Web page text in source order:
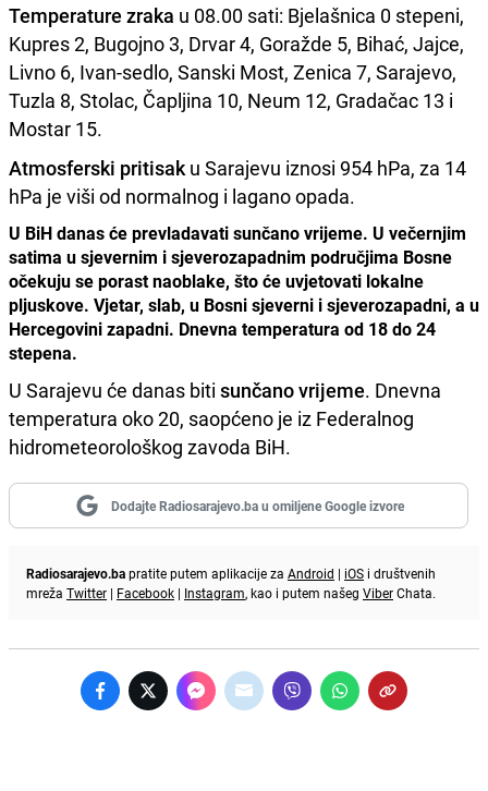
Temperature zraka u 08.00 sati: Bjelašnica 0 stepeni,
Kupres 2, Bugojno 3, Drvar 4, Goražde 5, Bihać, Jajce,
Livno 6, Ivan-sedlo, Sanski Most, Zenica 7, Sarajevo,
Tuzla 8, Stolac, Čapljina 10, Neum 12, Gradačac 13 i
Mostar 15.
Atmosferski pritisak u Sarajevu iznosi 954 hPa, za 14
hPa je viši od normalnog i lagano opada.
U BiH danas će prevladavati sunčano vrijeme. U večernjim
satima u sjevernim i sjeverozapadnim područjima Bosne
očekuju se porast naoblake, što će uvjetovati lokalne
pljuskove. Vjetar, slab, u Bosni sjeverni i sjeverozapadni, a u
Hercegovini zapadni. Dnevna temperatura od 18 do 24
stepena.
U Sarajevu će danas biti sunčano vrijeme. Dnevna
temperatura oko 20, saopćeno je iz Federalnog
hidrometeorološkog zavoda BiH.
Dodajte Radiosarajevo.ba u omiljene Google izvore
Radiosarajevo.bapratite putem aplikacije za Android | iOS i društvenih
mreža Twitter | Facebook | Instagram, kao i putem našeg ViberChata.